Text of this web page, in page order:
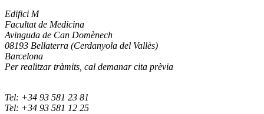
Edifici M
Facultat de Medicina
Avinguda de Can Domènech
08193 Bellaterra (Cerdanyola del Vallès)
Barcelona
Per realitzar tràmits, cal demanar cita prèvia
Tel: +34 93 581 23 81
Tel: +34 93 581 12 25